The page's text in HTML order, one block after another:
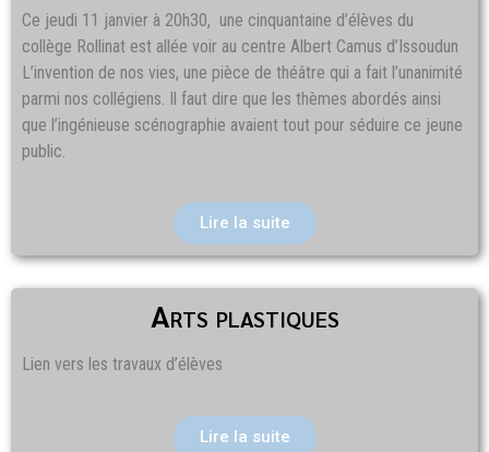
Ce jeudi 11 janvier à 20h30, une cinquantaine d’élèves du
collège Rollinat est allée voir au centre Albert Camus d’Issoudun
L’invention de nos vies, une pièce de théâtre qui a fait l’unanimité
parmi nos collégiens. Il faut dire que les thèmes abordés ainsi
que l’ingénieuse scénographie avaient tout pour séduire ce jeune
public.
Lire la suite
Arts plastiques
Lien vers les travaux d’élèves
Lire la suite